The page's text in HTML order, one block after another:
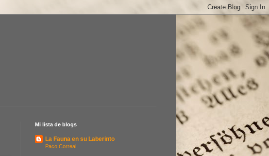
Mi lista de blogs
La Fauna en su Laberinto
Paco Correal